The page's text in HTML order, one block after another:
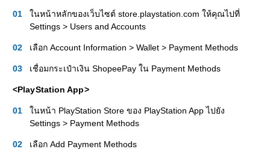
ในหน้าหลักของเว็บไซต์ store.playstation.com ให้คุณไปที่
Settings > Users and Accounts
เลือก Account Information > Wallet > Payment Methods
เชื่อมกระเป๋าเงิน ShopeePay ใน Payment Methods
<PlayStation App>
ในหน้า PlayStation Store ของ PlayStation App ไปยัง
Settings > Payment Methods
เลือก Add Payment Methods